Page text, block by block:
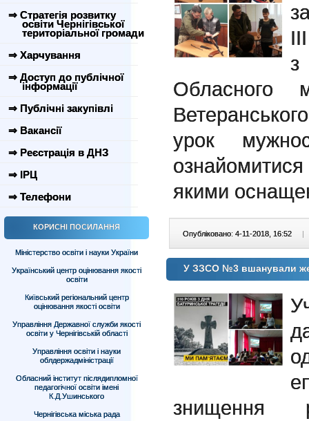
⇒ Стратегія розвитку
освіти Чернігівської
територіальної громади
⇒ Харчування
⇒ Доступ до публічної
інформації
⇒ Публічні закупівлі
⇒ Вакансії
⇒ Реєстрація в ДНЗ
⇒ ІРЦ
⇒ Телефони
КОРИСНІ ПОСИЛАННЯ
Міністерство освіти і науки України
Український центр оцінювання якості
освіти
Київський регіональний центр
оцінювання якості освіти
Управління Державної служби якості
освіти у Чернігівській області
Управління освіти і науки
облдержадміністрації
Обласний інститут післядипломної
педагогічної освіти імені
К.Д.Ушинського
Чернігівська міська рада
Обласного
урок
якими
Опубліковано: 4-11-2018, 16:52 |
У ЗЗСО №3 вшанували
знищення